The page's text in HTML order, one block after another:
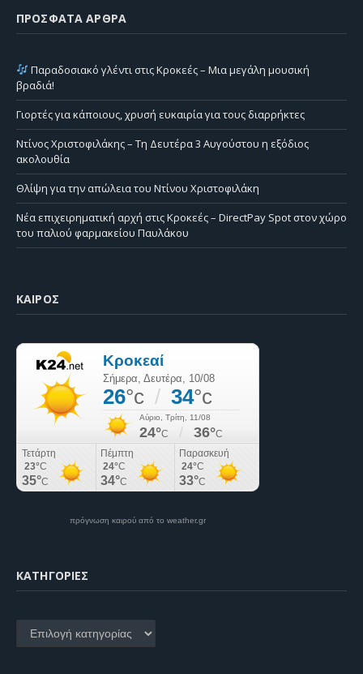
ΠΡΌΣΦΑΤΑ ΆΡΘΡΑ
Παραδοσιακό γλέντι στις Κροκεές – Μια μεγάλη μουσική
βραδιά!
Γιορτές για κάποιους, χρυσή ευκαιρία για τους διαρρήκτες
Ντίνος Χριστοφιλάκης – Τη Δευτέρα 3 Αυγούστου η εξόδιος
ακολουθία
Θλίψη για την απώλεια του Ντίνου Χριστοφιλάκη
Νέα επιχειρηματική αρχή στις Κροκεές – DirectPay Spot στον χώρο
του παλιού φαρμακείου Παυλάκου
ΚΑΙΡΌΣ
πρόγνωση καιρού από το weather.gr
KΑΤΗΓΟΡΊΕΣ
Kατηγορίες